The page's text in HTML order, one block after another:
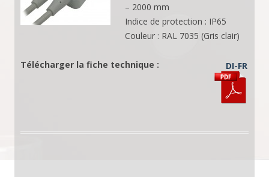
– 2000 mm
Indice de protection : IP65
Couleur : RAL 7035 (Gris clair)
Télécharger la fiche technique : DI-FR